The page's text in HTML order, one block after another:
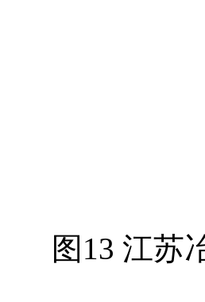
图13 江苏